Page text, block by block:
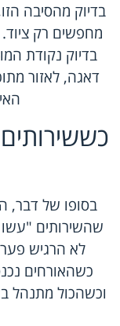
בדיוק מהסיבה
מחפשים רק
בדיוק נקודת
דאגה, לאזור
בסופו של דבר,
שהשירותים
לא הרגיש פער
כשהאורחים
וכשהכול מתנהל